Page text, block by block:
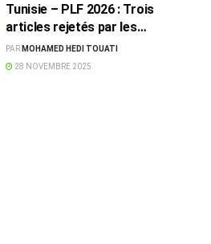
Tunisie – PLF 2026 : Trois
articles rejetés par les
commissions parlementaires
PAR MOHAMED HEDI TOUATI
28 NOVEMBRE 2025